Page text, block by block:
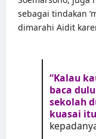
sebagai tindakan
dimarahi Aidit
“Kalau
baca
sekolah
kuasai